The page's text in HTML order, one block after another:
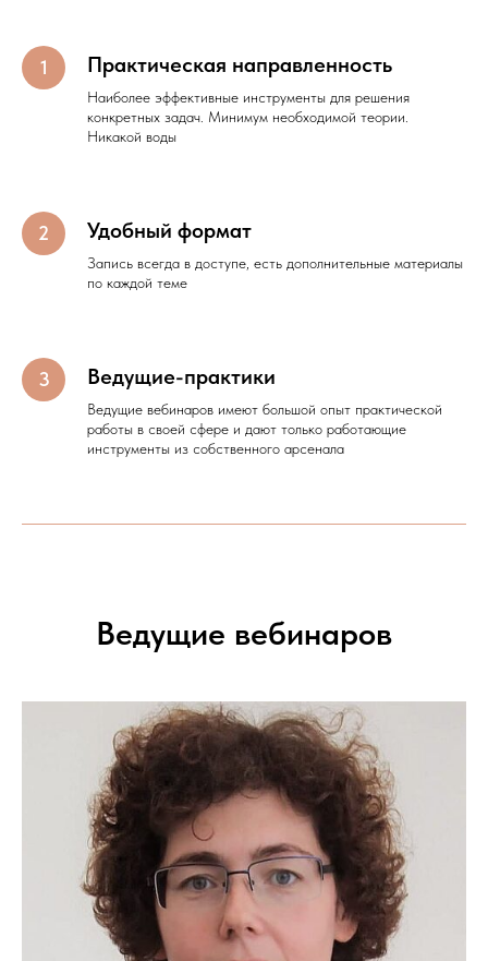
Практическая направленность
Наиболее эффективные инструменты для решения
конкретных задач. Минимум необходимой теории.
Никакой воды
Удобный формат
Запись всегда в доступе, есть дополнительные материалы
по каждой теме
Ведущие-практики
Ведущие вебинаров имеют большой опыт практической
работы в своей сфере и дают только работающие
инструменты из собственного арсенала
Ведущие вебинаров